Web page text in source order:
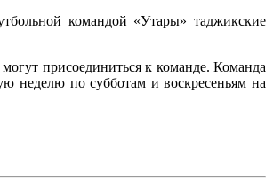
командой «Утары» таджикские
присоединиться к команде. Команда
неделю по субботам и воскресеньям на